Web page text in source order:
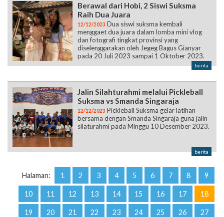
Berawal dari Hobi, 2 Siswi Suksma
Raih Dua Juara
12/12/2023 Dua siswi suksma kembali
menggaet dua juara dalam lomba mini vlog
dan fotografi tingkat provinsi yang
diselenggarakan oleh Jegeg Bagus Gianyar
pada 20 Juli 2023 sampai 1 Oktober 2023.
berita
Jalin Silahturahmi melalui Pickleball
Suksma vs Smanda Singaraja
12/12/2023 Pickleball Suksma gelar latihan
bersama dengan Smanda Singaraja guna jalin
silaturahmi pada Minggu 10 Desember 2023.
berita
Halaman: 1 2 3 4 5 6 7 8 9
10 11 12 13 14 15 16 17 18
19 20 21 22 23 24 25 26 27